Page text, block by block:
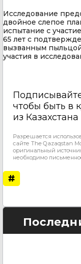
Исследование
двойное слепое
испытание с
65 лет с
вызванным
участия в
чтобы быть в
из Казахстана
Разрешается
сайте The Qazaqstan
оригинальный
необходимо
#